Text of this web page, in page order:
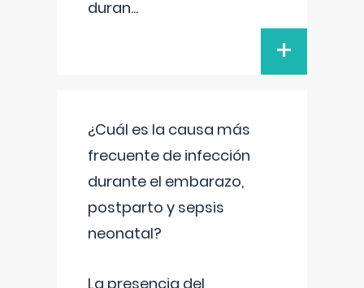
duran...
+
¿Cuál es la causa más
frecuente de infección
durante el embarazo,
postparto y sepsis
neonatal?
La presencia del